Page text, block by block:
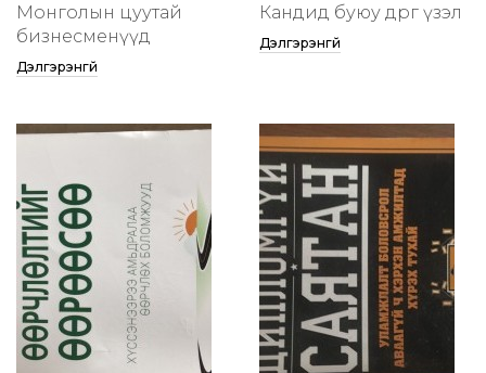
Монголын цуутай
бизнесменүүд
Дэлгэрэнгүй
Кандид буюу өөдрөг үзэл
Дэлгэрэнгүй